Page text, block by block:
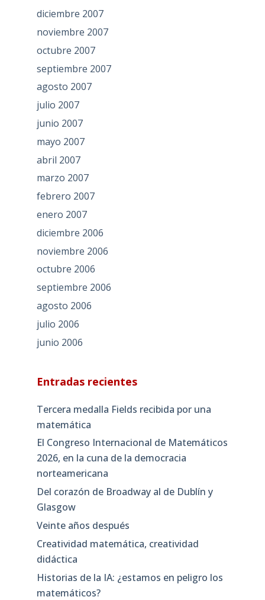
diciembre 2007
noviembre 2007
octubre 2007
septiembre 2007
agosto 2007
julio 2007
junio 2007
mayo 2007
abril 2007
marzo 2007
febrero 2007
enero 2007
diciembre 2006
noviembre 2006
octubre 2006
septiembre 2006
agosto 2006
julio 2006
junio 2006
Entradas recientes
Tercera medalla Fields recibida por una
matemática
El Congreso Internacional de Matemáticos
2026, en la cuna de la democracia
norteamericana
Del corazón de Broadway al de Dublín y
Glasgow
Veinte años después
Creatividad matemática, creatividad
didáctica
Historias de la IA: ¿estamos en peligro los
matemáticos?